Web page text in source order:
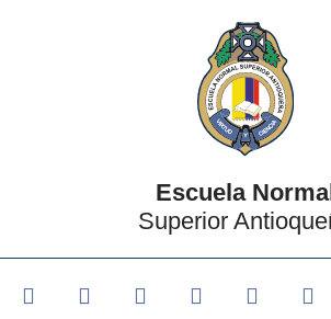
Escuela Normal
Superior